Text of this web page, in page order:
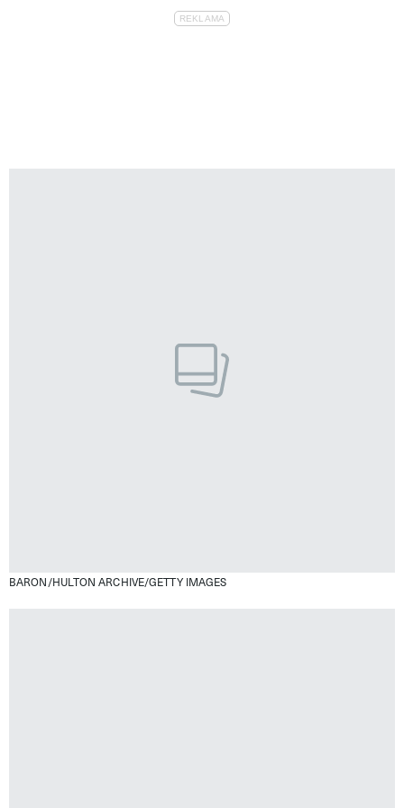
BARON/HULTON ARCHIVE/GETTY IMAGES